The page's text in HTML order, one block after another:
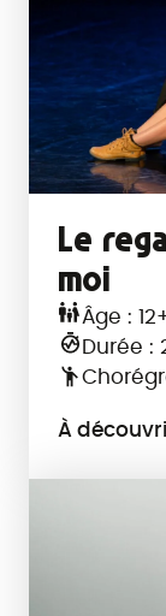
Le
moi
Âge :
Durée :
À